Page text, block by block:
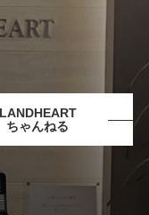
LANDHEART
ちゃんねる